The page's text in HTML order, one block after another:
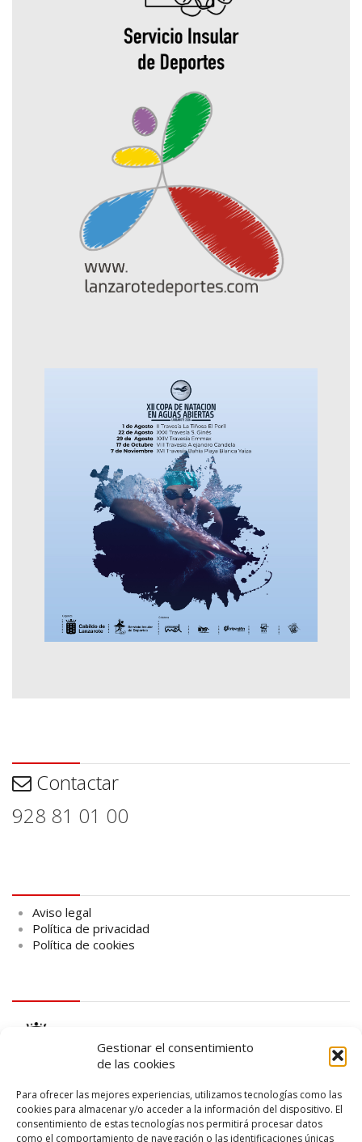
Gestionar el consentimiento
de las cookies
Para ofrecer las mejores experiencias, utilizamos tecnologías como las
cookies para almacenar y/o acceder a la información del dispositivo. El
consentimiento de estas tecnologías nos permitirá procesar datos
como el comportamiento de navegación o las identificaciones únicas
Contactar
928 81 01 00
Aviso legal
Política de privacidad
Política de cookies
logo SID